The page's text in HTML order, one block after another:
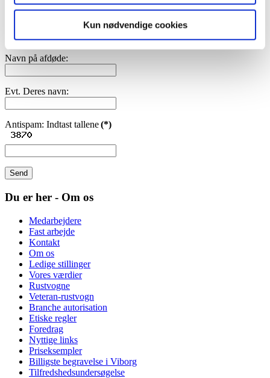
Kun nødvendige cookies
På nettet
Andet*
Navn på afdøde:
Evt. Deres navn:
Antispam: Indtast tallene(*)
Send
Du er her - Om os
Medarbejdere
Fast arbejde
Kontakt
Om os
Ledige stillinger
Vores værdier
Rustvogne
Veteran-rustvogn
Branche autorisation
Etiske regler
Foredrag
Nyttige links
Priseksempler
Billigste begravelse i Viborg
Tilfredshedsundersøgelse